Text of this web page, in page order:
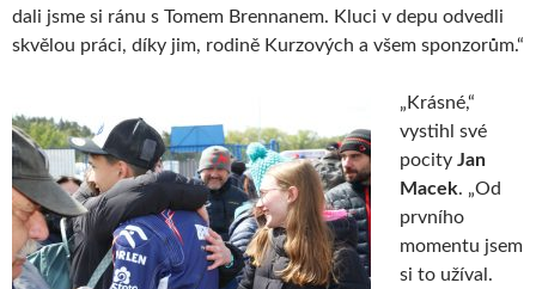
dali jsme si ránu s Tomem Brennanem. Kluci v depu odvedli
skvělou práci, díky jim, rodině Kurzových a všem sponzorům.“
„Krásné,“
vystihl své
pocity Jan
Macek. „Od
prvního
momentu jsem
si to užíval.